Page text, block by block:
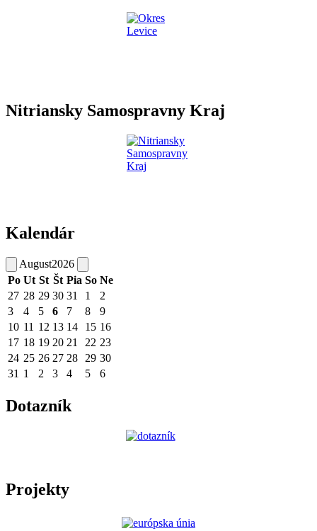
Nitriansky Samospravny Kraj
Kalendár
August2026
Po Ut St Št Pia So Ne
27 28 29 30 31 1
2
3
4 5 6 7 8
9
10 11 12 13 14 15 16
17 18 19 20 21 22 23
24 25 26 27 28 29 30
31 1 2 3 4 5 6
Dotazník
Projekty